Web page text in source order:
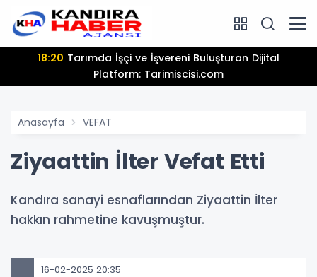
18:20
Platform: Tarimiscisi.com
Anasayfa VEFAT
Ziyaattin İlter Vefat Etti
Kandıra sanayi esnaflarından Ziyaattin İlter
hakkın rahmetine kavuşmuştur.
16-02-2025 20:35